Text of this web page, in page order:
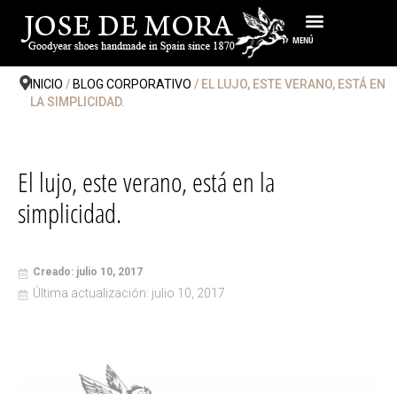
contenido
MENÚ
INICIO / BLOG CORPORATIVO / EL LUJO, ESTE VERANO, ESTÁ EN
LA SIMPLICIDAD.
El lujo, este verano, está en la
simplicidad.
Creado: julio 10, 2017
Última actualización: julio 10, 2017